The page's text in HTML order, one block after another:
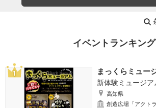
イベントランキング
まっくらミュー
新体験ミュージア
高知県
創造広場「アクト